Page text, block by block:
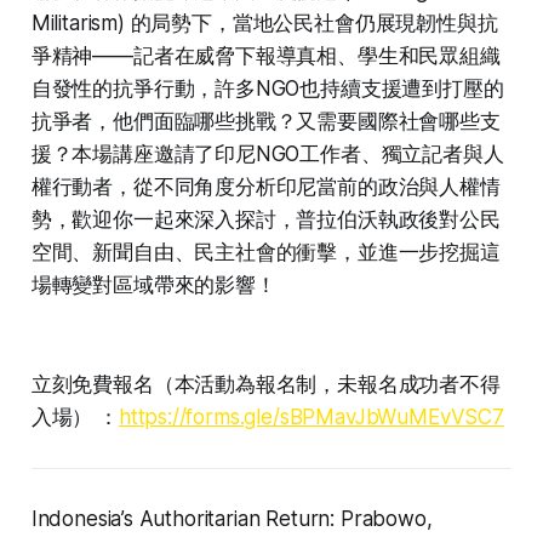
https://forms.gle/sBPMavJbWuME
Militarism) 的局勢下，當地公民社會仍展現韌性與抗
爭精神——記者在威脅下報導真相、學生和民眾組織
自發性的抗爭行動，許多NGO也持續支援遭到打壓的
抗爭者，他們面臨哪些挑戰？又需要國際社會哪些支
援？本場講座邀請了印尼NGO工作者、獨立記者與人
權行動者，從不同角度分析印尼當前的政治與人權情
勢，歡迎你一起來深入探討，普拉伯沃執政後對公民
空間、新聞自由、民主社會的衝擊，並進一步挖掘這
場轉變對區域帶來的影響！
立刻免費報名（本活動為報名制，未報名成功者不得
入場） ： https://forms.gle/sBPMavJbWuMEvVSC7
Indonesia’s Authoritarian Return: Prabowo,